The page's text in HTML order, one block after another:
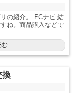
の紹介。 ECナビ 結
ね。商品購入などで
換